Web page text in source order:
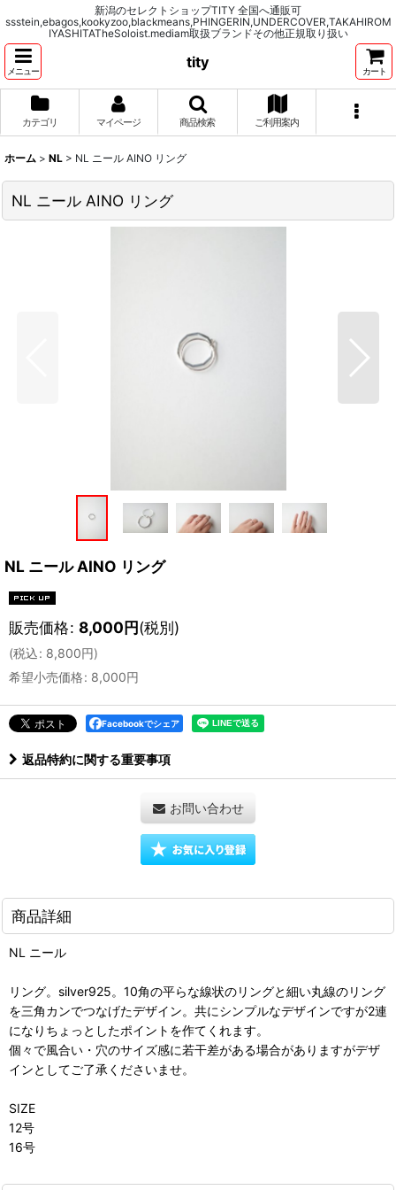
新潟のセレクトショップTITY 全国へ通販可
ssstein,ebagos,kookyzoo,blackmeans,PHINGERIN,UNDERCOVER,TAKAHIROM
IYASHITATheSoloist.mediam取扱ブランドその他正規取り扱い
メニュー
tity
カート
カテゴリ マイページ 商品検索 ご利用案内
ホーム > NL > NL ニール AINO リング
NL ニール AINO リング
NL ニール AINO リング
販売価格: 8,000円(税別)
(税込: 8,800円)
希望小売価格: 8,000円
Facebookでシェア
返品特約に関する重要事項
お問い合わせ
商品詳細
NL ニール
リング。silver925。10角の平らな線状のリングと細い丸線のリング
を三角カンでつなげたデザイン。共にシンプルなデザインですが2連
になりちょっとしたポイントを作てくれます。
個々で風合い・穴のサイズ感に若干差がある場合がありますがデザ
インとしてご了承くださいませ。
SIZE
12号
16号